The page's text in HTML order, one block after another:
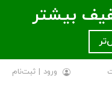
بیشتر
ورود | ثبت‌نام